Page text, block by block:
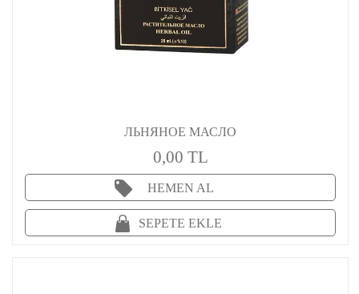
ЛЬНЯНОЕ МАСЛО
0,00 TL
HEMEN AL
SEPETE EKLE